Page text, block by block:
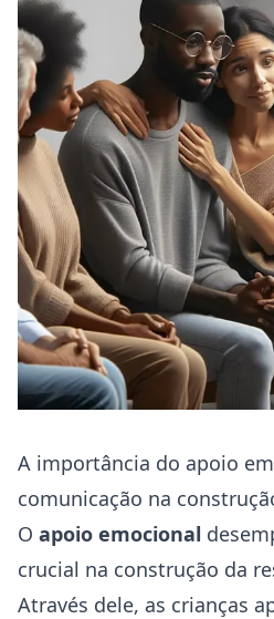
A importância do apoio
comunicação na
O apoio emocional
crucial na construção da
Através dele, as crianças